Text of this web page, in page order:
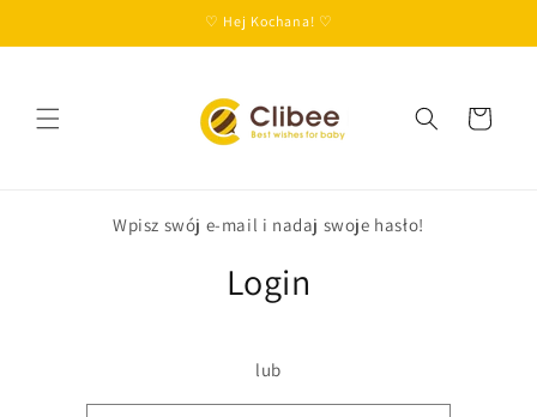
♡ Hej Kochana! ♡
Koszyk
Wpisz swój e-mail i nadaj swoje hasło!
Login
lub